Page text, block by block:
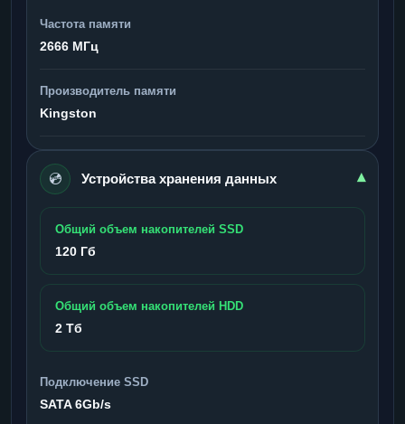
Частота памяти
2666 МГц
Производитель памяти
Kingston
💿 Устройства хранения данных ▾
Общий объем накопителей SSD
120 Гб
Общий объем накопителей HDD
2 Тб
Подключение SSD
SATA 6Gb/s